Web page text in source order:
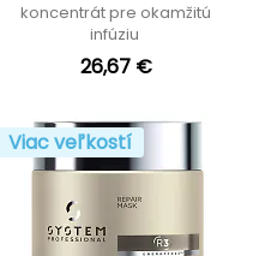
koncentrát pre okamžitú
infúziu
26,67 €
Viac veľkostí